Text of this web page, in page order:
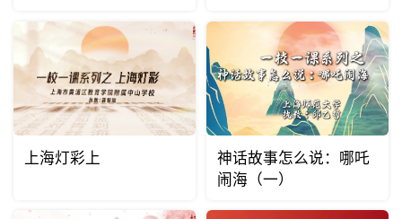
上海灯彩上
神话故事怎么说：哪吒
闹海（一）